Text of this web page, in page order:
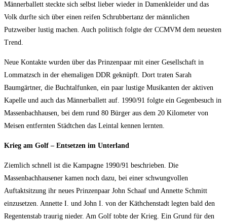
Männerballett steckte sich selbst lieber wieder in Damenkleider und das
Volk durfte sich über einen reifen Schrubbertanz der männlichen
Putzweiber lustig machen. Auch politisch folgte der CCMVM dem neuesten
Trend.
Neue Kontakte wurden über das Prinzenpaar mit einer Gesellschaft in
Lommatzsch in der ehemaligen DDR geknüpft. Dort traten Sarah
Baumgärtner, die Buchtalfunken, ein paar lustige Musikanten der aktiven
Kapelle und auch das Männerballett auf. 1990/91 folgte ein Gegenbesuch in
Massenbachhausen, bei dem rund 80 Bürger aus dem 20 Kilometer von
Meisen entfernten Städtchen das Leintal kennen lernten.
Krieg am Golf – Entsetzen im Unterland
Ziemlich schnell ist die Kampagne 1990/91 beschrieben. Die
Massenbachhausener kamen noch dazu, bei einer schwungvollen
Auftaktsitzung ihr neues Prinzenpaar John Schaaf und Annette Schmitt
einzusetzen. Annette I. und John I. von der Käthchenstadt legten bald den
Regentenstab traurig nieder. Am Golf tobte der Krieg. Ein Grund für den